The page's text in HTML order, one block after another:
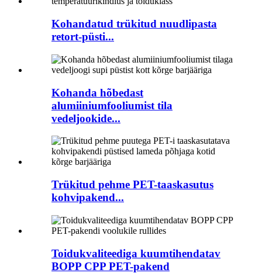
Kohandatud trükitud nuudlipasta
retort-püsti...
Kohanda hõbedast
alumiiniumfooliumist tila
vedeljookide...
Trükitud pehme PET-taaskasutus
kohvipakend...
Toidukvaliteediga kuumtihendatav
BOPP CPP PET-pakend